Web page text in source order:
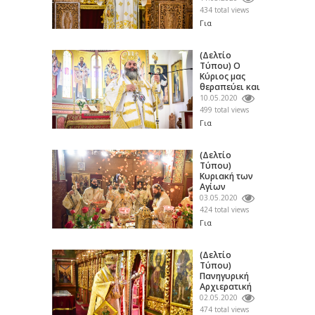
τον Ιερό ναό
Κοιμήσεως...
434 total views
Για
Μέσα στο
λαμπρό κλίμα
της
Αναστάσιμης
περιόδου...
(Δελτίο
Τύπου) Ο
Κύριος μας
θεραπεύει και
μας χαρίζει
αυτό που...
10.05.2020
499 total views
Για
Το πρωί της
10ης Μαΐου ε.έ.,
Κυριακή του...
(Δελτίο
Τύπου)
Κυριακή των
Αγίων
Μυροφόρων
Γυναικών εις
τον...
03.05.2020
424 total views
Για
Την Γ΄ Κυριακή
από του Πάσχα,
03 Μαΐου 2020,
εορτάσθηκε...
(Δελτίο
Τύπου)
Πανηγυρική
Αρχιερατική
Θεία
Λειτουργία επί
02.05.2020
474 total views